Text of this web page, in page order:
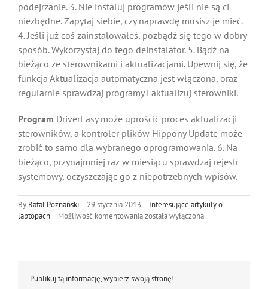
podejrzanie. 3. Nie instaluj programów jeśli nie są ci
niezbędne. Zapytaj siebie, czy naprawdę musisz je mieć.
4. Jeśli już coś zainstalowałeś, pozbądź się tego w dobry
sposób. Wykorzystaj do tego deinstalator. 5. Bądź na
bieżąco ze sterownikami i aktualizacjami. Upewnij się, że
funkcja Aktualizacja automatyczna jest włączona, oraz
regularnie sprawdzaj programy i aktualizuj sterowniki.
Program DriverEasy może uprościć proces aktualizacji
sterowników, a kontroler plików Hippony Update może
zrobić to samo dla wybranego oprogramowania. 6. Na
bieżąco, przynajmniej raz w miesiącu sprawdzaj rejestr
systemowy, oczyszczając go z niepotrzebnych wpisów.
By Rafał Poznański | 29 stycznia 2013 | Interesujące artykuły o
laptopach | Możliwość komentowaniaSzczęśliwy
laptop
została wyłączona
Publikuj tą informację, wybierz swoją stronę!